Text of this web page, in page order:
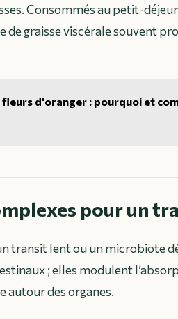
Consommés au petit-
de graisse viscérale souvent
fleurs d'oranger : pourquoi et
pour un
transit lent ou un microbiote
; elles modulent
autour des organes.